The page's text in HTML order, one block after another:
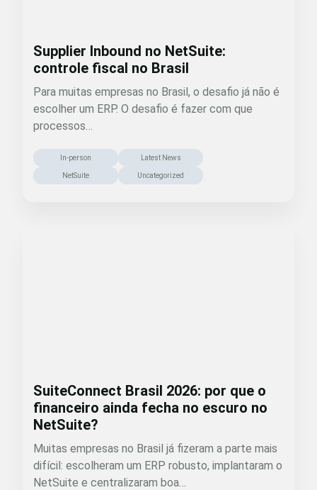
Supplier Inbound no NetSuite:
controle fiscal no Brasil
Para muitas empresas no Brasil, o desafio já não é
escolher um ERP. O desafio é fazer com que
processos…
In-person Latest News
NetSuite Uncategorized
SuiteConnect Brasil 2026: por que o
financeiro ainda fecha no escuro no
NetSuite?
Muitas empresas no Brasil já fizeram a parte mais
difícil: escolheram um ERP robusto, implantaram o
NetSuite e centralizaram boa…